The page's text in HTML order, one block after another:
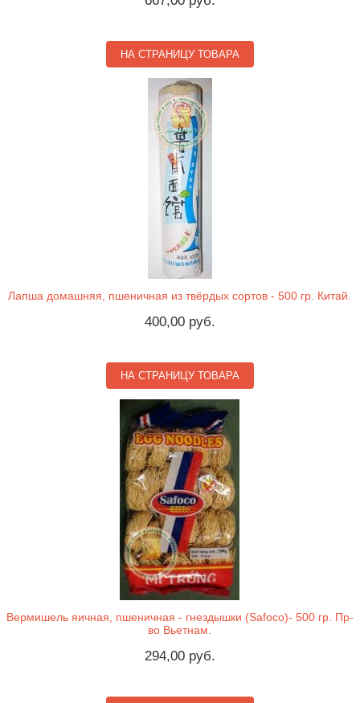
НА СТРАНИЦУ ТОВАРА
Лапша домашняя, пшеничная из твёрдых сортов - 500 гр. Китай.
400,00 руб.
НА СТРАНИЦУ ТОВАРА
Вермишель яичная, пшеничная - гнездышки (Safoco)- 500 гр. Пр-
во Вьетнам.
294,00 руб.